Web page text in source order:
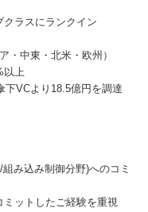
クラスにランクイン
・中東・北米・欧州）
以上
下VCより18.5億円を調達
み込み制御分野)へのコミ
ミットしたご経験を重視